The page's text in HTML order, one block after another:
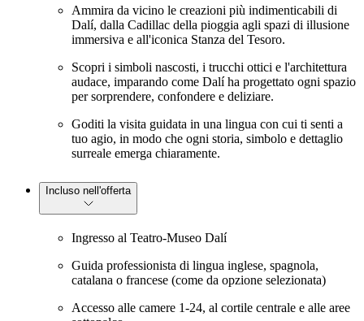
Ammira da vicino le creazioni più indimenticabili di
Dalí, dalla Cadillac della pioggia agli spazi di illusione
immersiva e all'iconica Stanza del Tesoro.
Scopri i simboli nascosti, i trucchi ottici e l'architettura
audace, imparando come Dalí ha progettato ogni spazio
per sorprendere, confondere e deliziare.
Goditi la visita guidata in una lingua con cui ti senti a
tuo agio, in modo che ogni storia, simbolo e dettaglio
surreale emerga chiaramente.
Incluso nell'offerta
Ingresso al Teatro-Museo Dalí
Guida professionista di lingua inglese, spagnola,
catalana o francese (come da opzione selezionata)
Accesso alle camere 1-24, al cortile centrale e alle aree